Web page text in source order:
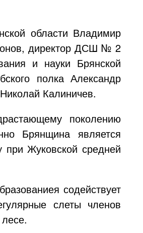
области Владимир
директор ДСШ № 2
и науки Брянской
полка Александр
Калиничев.
поколению
Брянщина является
при Жуковской средней
содействует
слеты членов